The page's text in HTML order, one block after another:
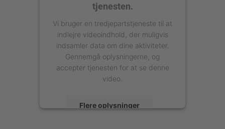
tjenesten.
Vi bruger en tredjepartstjeneste til at
indlejre videoindhold, der muligvis
indsamler data om dine aktiviteter.
Gennemgå oplysningerne, og
accepter tjenesten for at se denne
video.
Flere oplysninger